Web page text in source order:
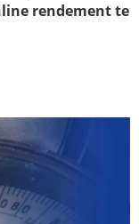
rendement te